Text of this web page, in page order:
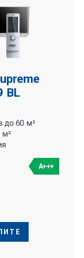
BL
до 60 м²
м²
A+++